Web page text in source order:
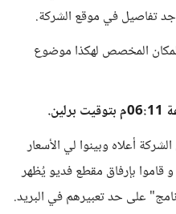
اجد تفاصيل في موقع الشركة.
المخصص لهكذا موضوع
أعلاه وبينوا لي الأسعار
قاموا بإرفاق مقطع فديو يُظهر